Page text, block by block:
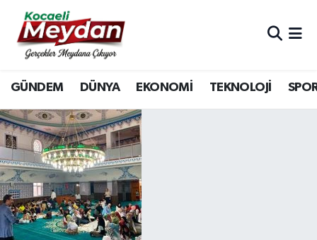
GÜNDEM DÜNYA EKONOMİ TEKNOLOJİ
Nöbetçi Eczaneler
Hava Durumu
Trafik Durumu
Süper Lig Puan Durumu ve Fikstür
Tüm Manşetler
Son Dakika Haberleri